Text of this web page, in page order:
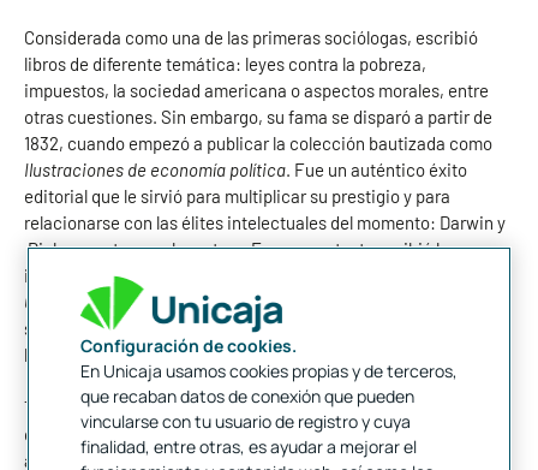
Considerada como una de las primeras sociólogas, escribió
libros de diferente temática: leyes contra la pobreza,
impuestos, la sociedad americana o aspectos morales, entre
otras cuestiones. Sin embargo, su fama se disparó a partir de
1832, cuando empezó a publicar la colección bautizada como
Ilustraciones de economía política. Fue un auténtico éxito
editorial que le sirvió para multiplicar su prestigio y para
relacionarse con las élites intelectuales del momento: Darwin y
Dickens entre muchos otros. En ese contexto recibió la
influencia de Jane Marcet, que acababa de publicar
Conversaciones sobre Economía Política,
sencillez las leyes de la ciencia económica, pero dirigiéndose a
lectores cultos de clases altas.
También visitó África y Oriente Próximo, y sus experiencias
quedaron reflejadas en varios libros, así como en más de 1.500
artículos periodísticos.Al caer enferma publicó su
Configuración de cookies.
En Unicaja usamos cookies propias y de terceros,
que recaban datos de conexión que pueden
vincularse con tu usuario de registro y cuya
finalidad, entre otras, es ayudar a mejorar el